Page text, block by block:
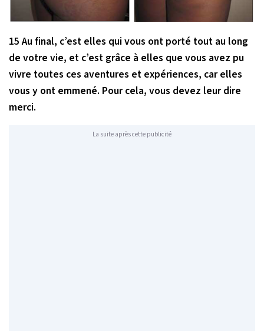
15 Au final, c’est elles qui vous ont porté tout au long
de votre vie, et c’est grâce à elles que vous avez pu
vivre toutes ces aventures et expériences, car elles
vous y ont emmené. Pour cela, vous devez leur dire
merci.
La suite après cette publicité